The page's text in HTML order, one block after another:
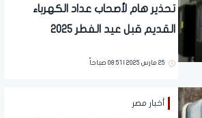
تحذير هام لأصحاب عداد الكهرباء
القديم قبل عيد الفطر 2025
25 مارس 2025 | 08:51 صباحاً
أخبار مصر